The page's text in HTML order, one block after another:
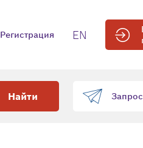
Регистрация EN
Найти